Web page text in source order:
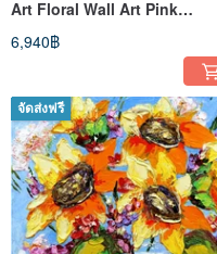
Art Floral Wall Art Pink
Peonies Art16x20 inches
6,940฿
จัดส่งฟรี